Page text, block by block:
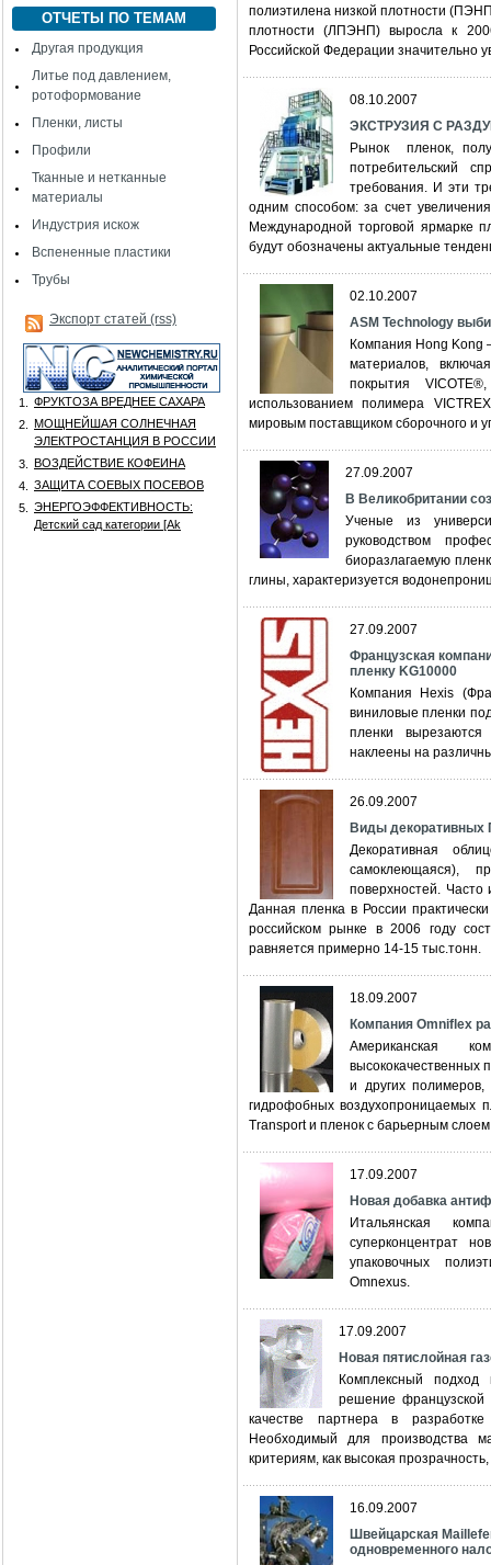
ОТЧЕТЫ ПО ТЕМАМ
Другая продукция
Литье под давлением,
ротоформование
Пленки, листы
Профили
Тканные и нетканные
материалы
Индустрия искож
Вспененные пластики
Трубы
Экспорт статей (rss)
1.
ФРУКТОЗА ВРЕДНЕЕ САХАРА
2.
МОЩНЕЙШАЯ СОЛНЕЧНАЯ
ЭЛЕКТРОСТАНЦИЯ В РОССИИ
3.
ВОЗДЕЙСТВИЕ КОФЕИНА
4.
ЗАЩИТА СОЕВЫХ ПОСЕВОВ
5.
ЭНЕРГОЭФФЕКТИВНОСТЬ:
Детский сад категории [Аk
полиэтилена низкой плотности
плотности (ЛПЭНП) выросла к
Российской Федерации значительно
08.10.2007
ЭКСТРУЗИЯ С
Рынок пленок,
потребительский
требования. И эти
одним способом: за счет
Международной торговой ярмарке
будут обозначены актуальные
02.10.2007
ASM Technology
Компания Hong Kong
материалов,
покрытия
использованием полимера
мировым поставщиком сборочного и
27.09.2007
В Великобритании
Ученые из
руководством
биоразлагаемую
глины, характеризуется
27.09.2007
Французская
пленку KG10000
Компания Hexis
виниловые пленки
пленки
наклеены на
26.09.2007
Виды декоративных
Декоративная
самоклеющаяся),
поверхностей.
Данная пленка в России
российском рынке в 2006 году
равняется примерно 14-15 тыс.тонн.
18.09.2007
Компания Omniflex
Американская
высококачественных
и других
гидрофобных воздухопроницаемых
Transport и пленок с барьерным
17.09.2007
Новая добавка
Итальянская
суперконцентрат
упаковочных
Omnexus.
17.09.2007
Новая пятислойная
Комплексный подход
решение французской
качестве партнера в
Необходимый для производства
критериям, как высокая
16.09.2007
Швейцарская
одновременного